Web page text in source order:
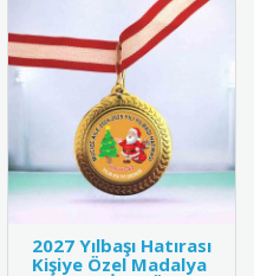
2027 Yılbaşı Hatırası
Kişiye Özel Madalya